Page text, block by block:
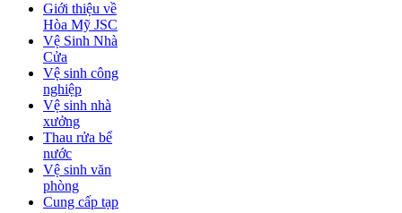
Giới thiệu về
Hòa Mỹ JSC
Vệ Sinh Nhà
Cửa
Vệ sinh công
nghiệp
Vệ sinh nhà
xưởng
Thau rửa bể
nước
Vệ sinh văn
phòng
Cung cấp tạp